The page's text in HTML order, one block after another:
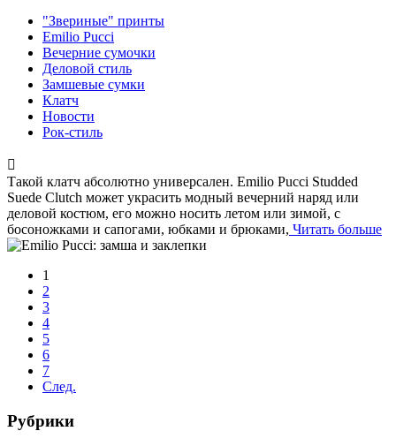
"Звериные" принты
Emilio Pucci
Вечерние сумочки
Деловой стиль
Замшевые сумки
Клатч
Новости
Рок-стиль
Такой клатч абсолютно универсален. Emilio Pucci Studded
Suede Clutch может украсить модный вечерний наряд или
деловой костюм, его можно носить летом или зимой, с
босоножками и сапогами, юбками и брюками, Читать больше
1
2
3
4
5
6
7
След.
Рубрики